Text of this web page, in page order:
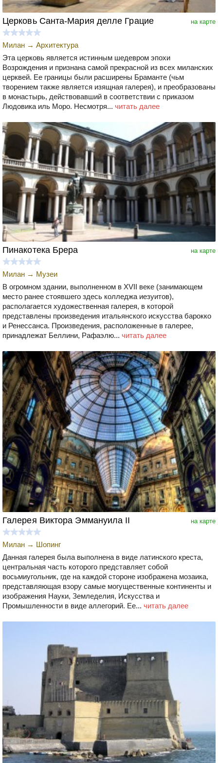
на карте
Церковь Санта-Мария делле Грацие
Милан → Архитектура
Эта церковь является истинным шедевром эпохи
Возрождения и признана самой прекрасной из всех миланских
церквей. Ее границы были расширены Браманте (чьм
творением также является изящная галерея), и преобразованы
в монастырь, действовавший в соответствии с приказом
Людовика иль Моро. Несмотря... читать далее
на карте
Пинакотека Брера
Милан → Музеи
В огромном здании, выполненном в XVII веке (занимающем
место ранее стоявшего здесь колледжа иезуитов),
располагается художественная галерея, в которой
представлены произведения итальянского искусства барокко
и Ренессанса. Произведения, расположенные в галерее,
принадлежат Беллини, Рафаэлю... читать далее
на карте
Галерея Виктора Эммануила II
Милан → Шопинг
Данная галерея была выполнена в виде латинского креста,
центральная часть которого представляет собой
восьмиугольник, где на каждой стороне изображена мозаика,
представляющая взору самые могущественные континенты и
изображения Науки, Земледелия, Искусства и
Промышленности в виде аллегорий. Ее... читать далее